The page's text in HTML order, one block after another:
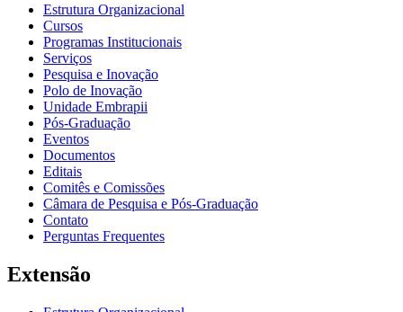
Estrutura Organizacional
Cursos
Programas Institucionais
Serviços
Pesquisa e Inovação
Polo de Inovação
Unidade Embrapii
Pós-Graduação
Eventos
Documentos
Editais
Comitês e Comissões
Câmara de Pesquisa e Pós-Graduação
Contato
Perguntas Frequentes
Extensão